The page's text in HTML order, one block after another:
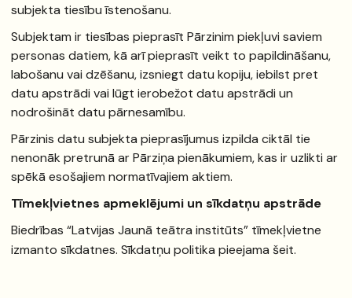
subjekta tiesību īstenošanu.
Subjektam ir tiesības pieprasīt Pārzinim piekļuvi saviem
personas datiem, kā arī pieprasīt veikt to papildināšanu,
labošanu vai dzēšanu, izsniegt datu kopiju, iebilst pret
datu apstrādi vai lūgt ierobežot datu apstrādi un
nodrošināt datu pārnesamību.
Pārzinis datu subjekta pieprasījumus izpilda ciktāl tie
nenonāk pretrunā ar Pārziņa pienākumiem, kas ir uzlikti ar
spēkā esošajiem normatīvajiem aktiem.
Tīmekļvietnes apmeklējumi un sīkdatņu apstrāde
Biedrības “Latvijas Jaunā teātra institūts” tīmekļvietne
izmanto sīkdatnes. Sīkdatņu politika pieejama šeit.